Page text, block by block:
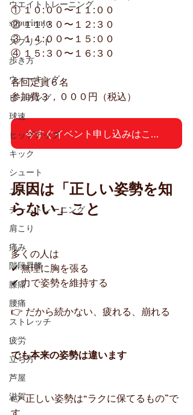
ウエイトトレーニング
supurinnto
スプリント
歩き方
ウォーキング
ピッチング
球速
ヒップアップ
キック
シュート
ユース
チームトレーニング
肩こり
痛み
階段昇降
膝痛
腰痛
ストレッチ
疲労
立ち方
芦屋
滋賀
① １０:００〜１１:００
② １１:３０〜１２:３０
③ １４:００〜１５:００
④ １５:３０〜１６:３０
各回定員６名
参加費３，０００円（税込）
今すぐイベント申し込みはこちら
原因は「正しい姿勢を知
らない」こと
多くの人は
✔ 無理に胸を張る
✔ 力で姿勢を維持する
👉 だから続かない、疲れる、崩れる
でも本来の姿勢は違います
👉 正しい姿勢は“ラクに保てるもの”で
す